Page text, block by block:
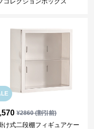
¥2860(割引前)
け式二段棚フィギュアケー